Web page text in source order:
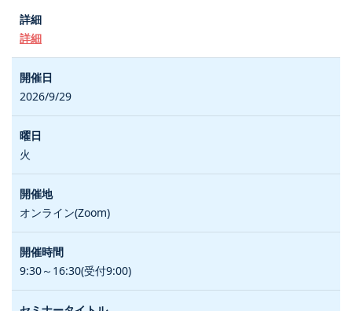
詳細
2026/9/29
火
オンライン(Zoom)
9:30～16:30(受付9:00)